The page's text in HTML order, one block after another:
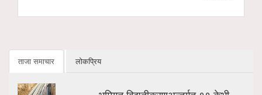
ताजा समाचार लोकप्रिय